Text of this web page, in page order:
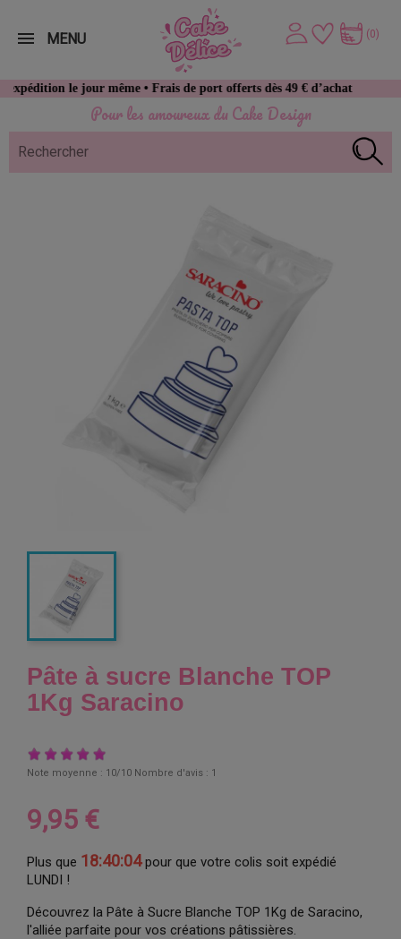
Pour les amoureux du Cake Design
le jour même • Frais de port offerts dès 49 € d’achat
(0)
MENU
Pâte à sucre Blanche TOP
1Kg Saracino
Note moyenne : 10/10 Nombre d'avis : 1
9,95 €
Plus que 18:40:04pour que votre colis soit expédié
LUNDI !
Découvrez la Pâte à Sucre Blanche TOP 1Kg de Saracino,
l'alliée parfaite pour vos créations pâtissières.